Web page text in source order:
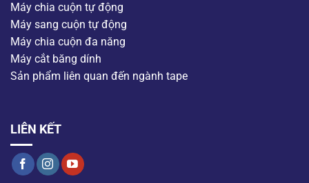
Máy chia cuộn tự động
Máy sang cuộn tự động
Máy chia cuộn đa năng
Máy cắt băng dính
Sản phẩm liên quan đến ngành tape
LIÊN KẾT